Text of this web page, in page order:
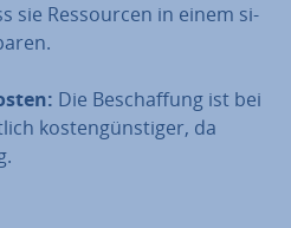
sie Res­sour­cen in einem si­
Die Be­schaf­fung ist bei
kos­ten­güns­ti­ger, da